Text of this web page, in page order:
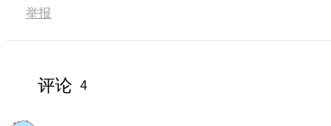
举报
评论 4